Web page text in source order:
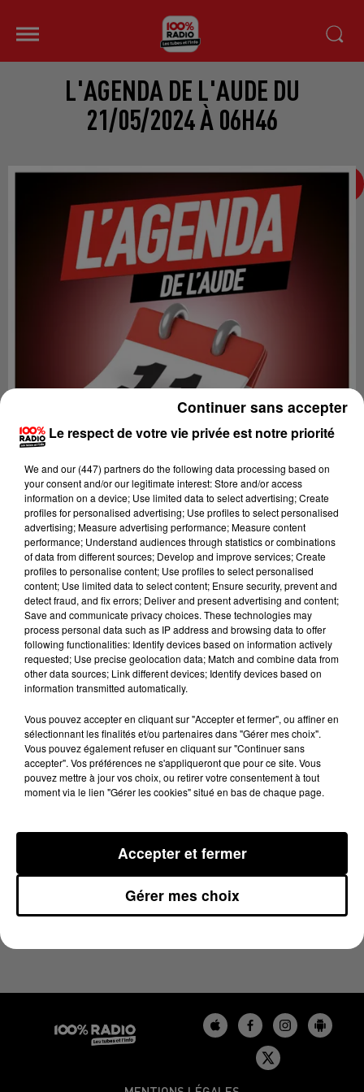
L'AGENDA DE L'AUDE DU
21/05/2024 À 06H46
Lecture (1 min 14 sec)
100%
21 mai 2024 - 1 min 14 sec
L'AGENDA DE L'AUDE DU 21/05/2024 À 06H46
Le respect de votre vie privée est notre priorité
We and our (447) partnersdo the following data processing based on
your consent and/or our legitimate interest: Store and/or access
information on a device; Use limited data to select advertising; Create
profiles for personalised advertising; Use profiles to select personalised
advertising; Measure advertising performance; Measure content
performance; Understand audiences through statistics or combinations
of data from different sources; Develop and improve services; Create
profiles to personalise content; Use profiles to select personalised
content; Use limited data to select content; Ensure security, prevent and
detect fraud, and fix errors; Deliver and present advertising and content;
Save and communicate privacy choices. These technologies may
process personal data such as IP address and browsing data to offer
following functionalities: Identify devices based on information actively
requested; Use precise geolocation data; Match and combine data from
other data sources; Link different devices; Identify devices based on
information transmitted automatically.
Vous pouvez accepter en cliquant sur "Accepter et fermer", ou affiner en
sélectionnant les finalités et/ou partenaires dans "Gérer mes choix".
Vous pouvez également refuser en cliquant sur "Continuer sans
accepter". Vos préférences ne s'appliqueront que pour ce site. Vous
pouvez mettre à jour vos choix, ou retirer votre consentement à tout
moment via le lien "Gérer les cookies" situé en bas de chaque page.
Gérer mes choix
Accepter et fermer
Continuer sans accepter